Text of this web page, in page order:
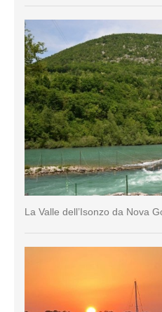
La Valle dell’Isonzo da Nova